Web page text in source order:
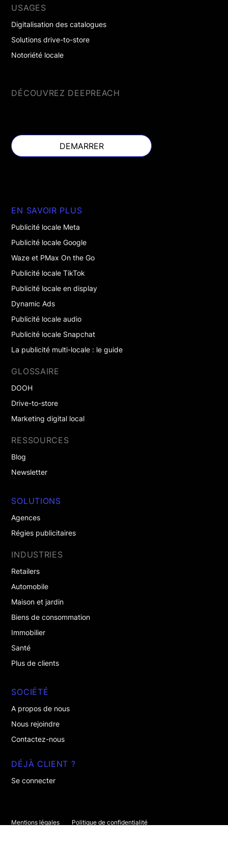
USAGES
Digitalisation des catalogues
Solutions drive-to-store
Notoriété locale
DÉCOUVREZ DEEPREACH
DEMARRER
DEMARRER
SOLUTIONS
Agences
Régies publicitaires
INDUSTRIES
Retailers
Automobile
Maison et jardin
Biens de consommation
Immobilier
Santé
Plus de clients
EN SAVOIR PLUS
Publicité locale Meta
Publicité locale Google
Waze et PMax On the Go
Publicité locale TikTok
Publicité locale en display
Dynamic Ads
Publicité locale audio
Publicité locale Snapchat
La publicité multi-locale : le guide
GLOSSAIRE
DOOH
Drive-to-store
Marketing digital local
RESSOURCES
Blog
Newsletter
SOCIÉTÉ
A propos de nous
Nous rejoindre
Contactez-nous
DÉJÀ CLIENT ?
Se connecter
Mentions légales
Politique de confidentialité